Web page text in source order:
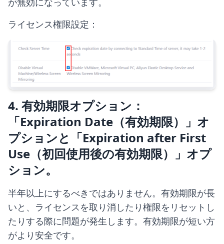
ライセンス権限設定：
4. 有効期限オプション：
「Expiration Date（有効期限）」オ
プションと「Expiration after First
Use（初回使用後の有効期限）」オプ
ション。
半年以上にするべきではありません。有効期限が長
いと、ライセンスを取り消したり権限をリセットし
たりする際に問題が発生します。有効期限が短い方
がより安全です。